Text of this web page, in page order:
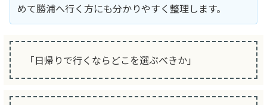
めて勝浦へ行く方にも分かりやすく整理します。
「日帰りで行くならどこを選ぶべきか」